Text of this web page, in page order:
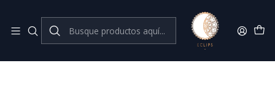
Inicio Aros a presión // Cuff Cuff